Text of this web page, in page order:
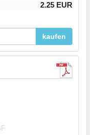
2.25 EUR
kaufen